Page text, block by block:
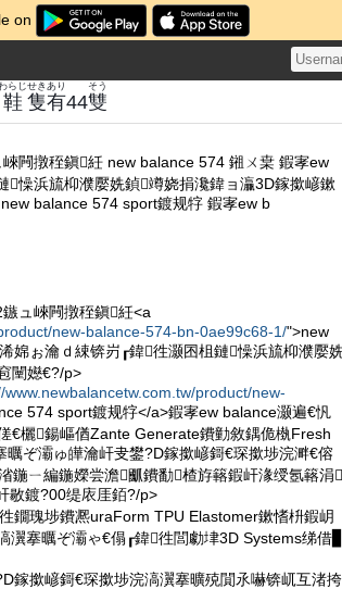
on
鞋
らじ
隻
せき
有
あり
44雙
そう
闁撴秷鎭紝 new balance 574 鎺ㄨ枽 鍜宯ew
懆浜旈枊濮嬮姺鍞竴娆捐瀺鍏ョ灜3D鎵撳嵃鏉
balance 574 sport鍍规牸 鍜宯ew b
ュ崍闁撴秷鎭紝<a
new-balance-574-bn-0ae99c68-1/">new
婂ぉ瀹ｄ綀锛岃┎鍏徃灏囨柤鏈懆浜旈枊濮嬮
闉嬨€?/p>
www.newbalancetw.com.tw/product/new-
574 sport鍍规牸</a>鍜宯ew balance灏遍€忛
€欐鍚嶇偤Zante Generate鐨勭敘鍝佹槸Fresh
ぞ灞ゅ皣瀹屽叏鐢?D鎵撳嵃鎶€琛撳埗浣溿€傛
鍦ㄧ編鍦嬫尝澹爴鐨勫楂斿簵鍜屽湪绶氬簵涓
敭鍍?00缇庡厓銆?/p>
鐗瑰埗鐨凞uraForm TPU Elastomer鏉愭枡鍜岄
瀷搴曞ぞ灞ゃ€傝┎鍏徃閭勮垏3D Systems绨借
鎵撳嵃鎶€琛撳埗浣滈瀷搴曠殑閴氶嚇锛屼互渚挎